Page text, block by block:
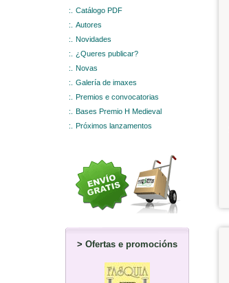
:.
Catálogo PDF
:.
Autores
:.
Novidades
:.
¿Queres publicar?
:.
Novas
:.
Galería de imaxes
:.
Premios e convocatorias
:.
Bases Premio H Medieval
:.
Próximos lanzamentos
> Ofertas e promocións